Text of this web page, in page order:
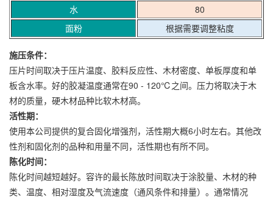
水
80
面粉
根据需要调整粘度
施压条件：
压片时间取决于压片温度、胶料反应性、木材密度、单板厚度和单
板含水率。好的胶凝温度通常在90 - 120℃之间。压力将取决于木
材的质量，硬木材品种比软木材高。
活性期：
使用本公司提供的复合固化增强剂，活性期大概6小时左右。其他改
性剂和固化剂的品种和用量不同，活性期也有所不同。
陈化时间：
陈化时间越短越好。容许的最长陈放时间取决于涂胶量、木材的种
类、温度、相对湿度及气流速度（通风条件和排量）。通常情况